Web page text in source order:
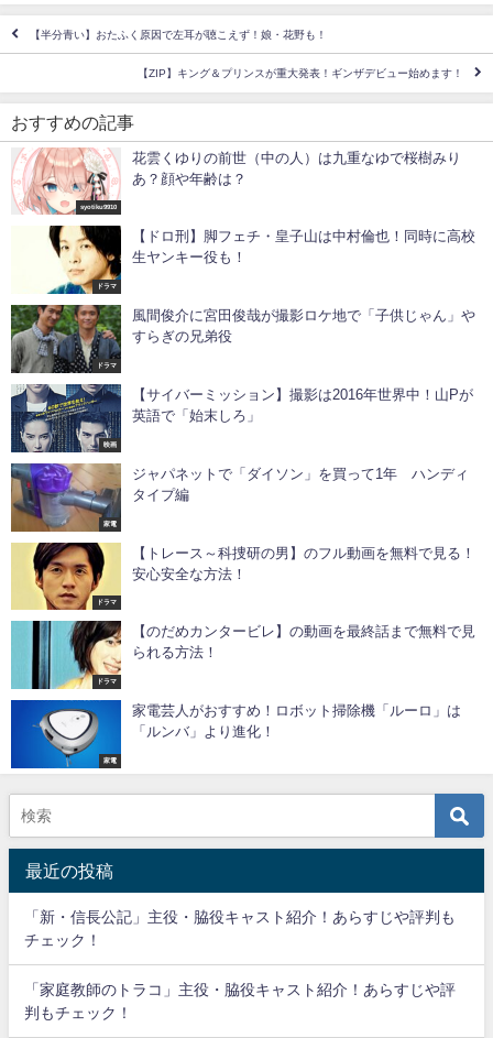
【半分青い】おたふく原因で左耳が聴こえず！娘・花野も！
【ZIP】キング＆プリンスが重大発表！ギンザデビュー始めます！
おすすめの記事
syotiku9910
花雲くゆりの前世（中の人）は九重なゆで桜樹みり
あ？顔や年齢は？
ドラマ
【ドロ刑】脚フェチ・皇子山は中村倫也！同時に高校
生ヤンキー役も！
ドラマ
風間俊介に宮田俊哉が撮影ロケ地で「子供じゃん」や
すらぎの兄弟役
映画
【サイバーミッション】撮影は2016年世界中！山Pが
英語で「始末しろ」
家電
ジャパネットで「ダイソン」を買って1年 ハンディ
タイプ編
ドラマ
【トレース～科捜研の男】のフル動画を無料で見る！
安心安全な方法！
ドラマ
【のだめカンタービレ】の動画を最終話まで無料で見
られる方法！
家電
家電芸人がおすすめ！ロボット掃除機「ルーロ」は
「ルンバ」より進化！
最近の投稿
「新・信長公記」主役・脇役キャスト紹介！あらすじや評判も
チェック！
「家庭教師のトラコ」主役・脇役キャスト紹介！あらすじや評
判もチェック！